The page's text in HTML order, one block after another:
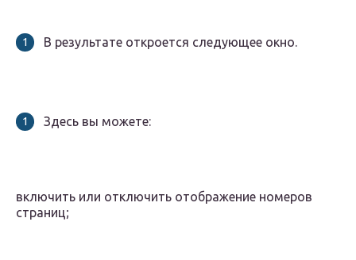
В результате откроется следующее окно.
Здесь вы можете:
включить или отключить отображение номеров
страниц;